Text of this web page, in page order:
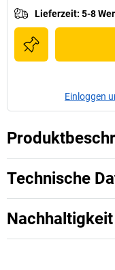
Lieferzeit: 5-8
Einloggen
Technische
Nachhaltigkeit